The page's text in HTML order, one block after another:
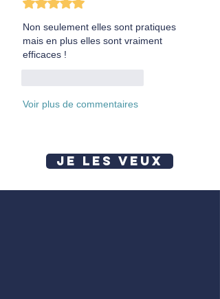
Non seulement elles sont pratiques
mais en plus elles sont vraiment
efficaces !
Voir plus de commentaires
JE LES VEUX